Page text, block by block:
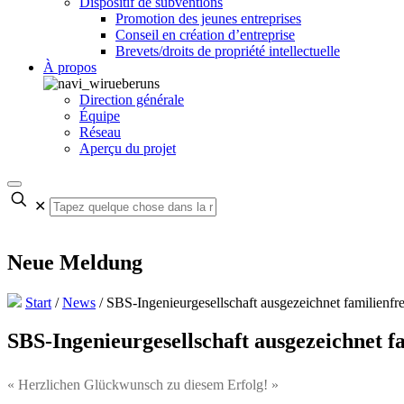
Promotion des jeunes entreprises
Conseil en création d’entreprise
Brevets/droits de propriété intellectuelle
À propos
Direction générale
Équipe
Réseau
Aperçu du projet
✕
Neue Meldung
Start /News / SBS-Ingenieurgesellschaft ausgezeichnet
SBS-Ingenieurgesellschaft ausgezeichnet
« Herzlichen Glückwunsch zu diesem Erfolg! »